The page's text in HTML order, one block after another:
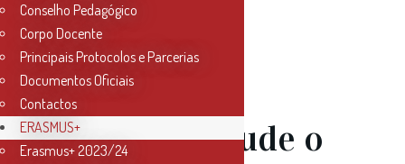
01 Dez
Workshop
Online – Ajude o
Conselho Pedagógico
Corpo Docente
Principais Protocolos e Parcerias
Documentos Oficiais
Contactos
ERASMUS+
Erasmus+ 2023/24